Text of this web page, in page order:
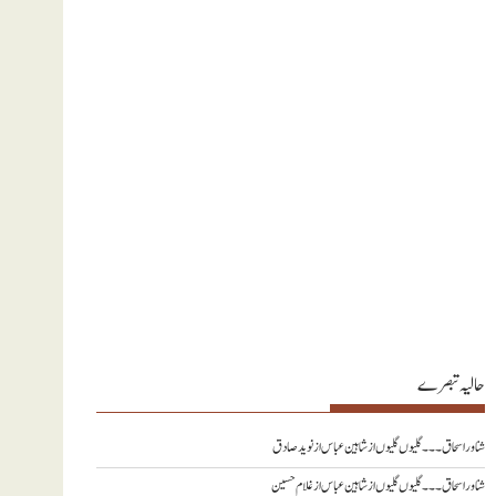
حالیہ تبصرے
شناور اسحاق ۔۔۔ گلیوں گلیوں از شاہین عباسازنويد صادق
شناور اسحاق ۔۔۔ گلیوں گلیوں از شاہین عباسازغلام حسین